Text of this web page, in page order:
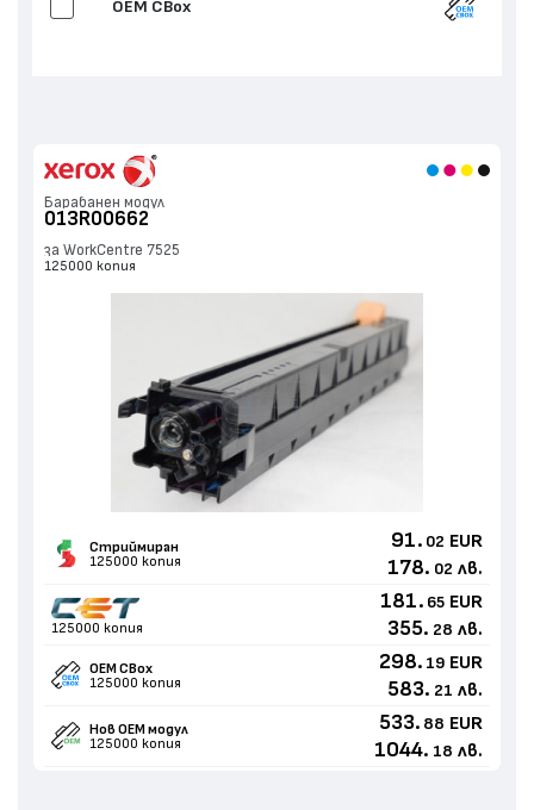
OEM CBox
Барабанен модул
013R00662
за WorkCentre 7525
125000 копия
Стриймиран
125000 копия
91. 02 EUR
178. 02 лв.
125000 копия
181. 65 EUR
355. 28 лв.
OEM CBox
125000 копия
298. 19 EUR
583. 21 лв.
Нов ОЕМ модул
125000 копия
533. 88 EUR
1044. 18 лв.